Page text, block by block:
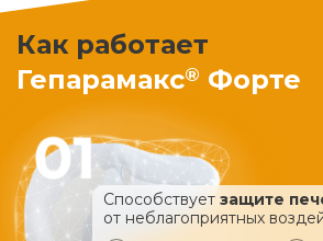
Как работает
Гепарамакс® Форте
Способствует защите
от неблагоприятных